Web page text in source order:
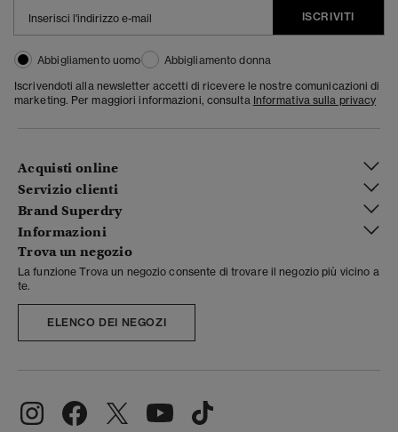
ISCRIVITI
Abbigliamento uomo
Abbigliamento donna
Iscrivendoti alla newsletter accetti di ricevere le nostre comunicazioni di
marketing. Per maggiori informazioni, consulta Informativa sulla privacy
Acquisti online
Servizio clienti
Brand Superdry
Informazioni
Trova un negozio
La funzione Trova un negozio consente di trovare il negozio più vicino a
te.
ELENCO DEI NEGOZI